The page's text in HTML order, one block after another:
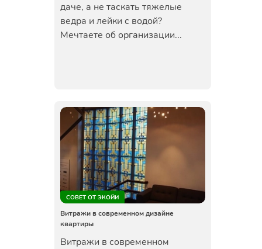
даче, а не таскать тяжелые
ведра и лейки с водой?
Мечтаете об организации...
СОВЕТ ОТ ЭКОЙИ
Витражи в современном дизайне
квартиры
Витражи в современном